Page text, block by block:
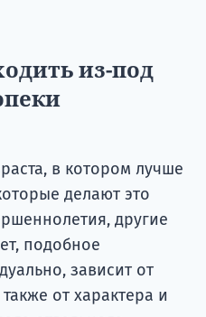
из-под
в котором лучше
делают это
другие
подобное
зависит от
от характера и